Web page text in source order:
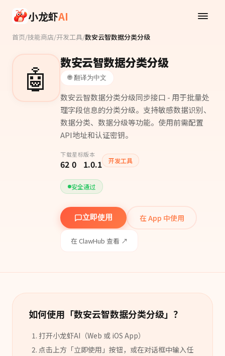
小龙虾AI
首页/技能商店/开发工具/数安云智数据分类分级
🤖 数安云智数据分类分级
🌐 翻译为中文
数安云智数据分类分级同步接口 - 用于批量处
理字段信息的分类分级。支持敏感数据识别、
数据分类、数据分级等功能。使用前需配置
API地址和认证密钥。
下载
62
星标
0
版本
1.0.1 开发工具
安全通过
立即使用 在 App 中使用
在 ClawHub 查看 ↗
如何使用「数安云智数据分类分级」？
打开小龙虾AI（Web 或 iOS App）
点击上方「立即使用」按钮，或在对话框中输入任